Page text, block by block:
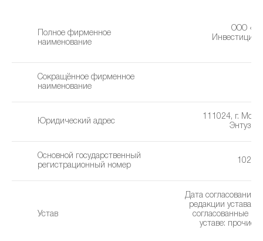
Полное фирменное
наименование
ООО
Сокращённое фирменное
наименование
Юридический адрес
111024, г.
Основной государственный
регистрационный номер
Устав
Дата согласования
редакции устава:
cогласованные
уставe: прочие